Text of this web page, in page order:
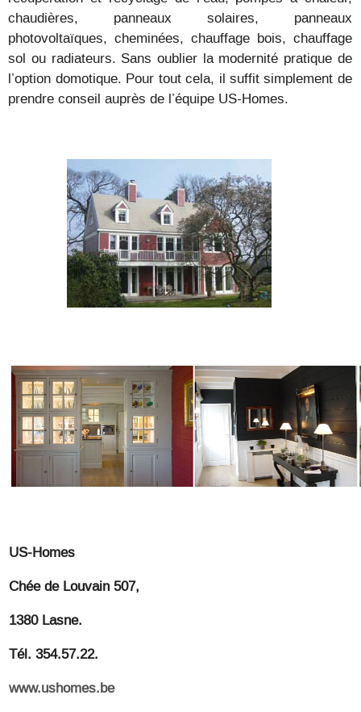
chaudières, panneaux solaires, panneaux
photovoltaïques, cheminées, chauffage bois, chauffage
sol ou radiateurs. Sans oublier la modernité pratique de
l’option domotique. Pour tout cela, il suffit simplement de
prendre conseil auprès de l’équipe US-Homes.
US-Homes
Chée de Louvain 507,
1380 Lasne.
Tél. 354.57.22.
www.ushomes.be